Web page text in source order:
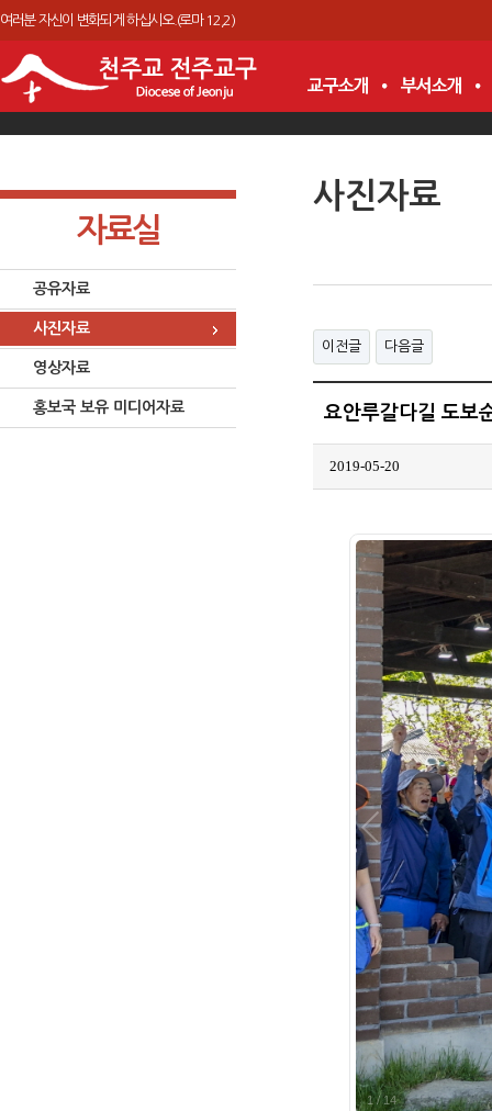
여러분 자신이 변화되게 하십시오.(로마 12,2)
자료실
공유자료
사진자료
영상자료
홍보국 보유 미디어자료
사진자료
이전글 다음글
요안루갈다길 도보
2019-05-20
1/14